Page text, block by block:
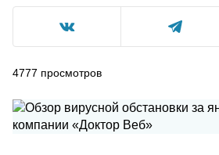
4777 просмотров